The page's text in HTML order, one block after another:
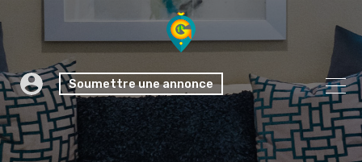
Soumettre une annonce